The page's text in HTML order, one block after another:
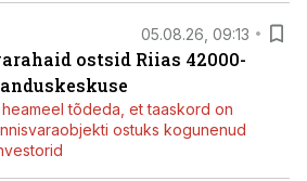
05.08.26, 09:13
ostsid Riias 42000-
heameel tõdeda, et taaskord on
ostuks kogunenud